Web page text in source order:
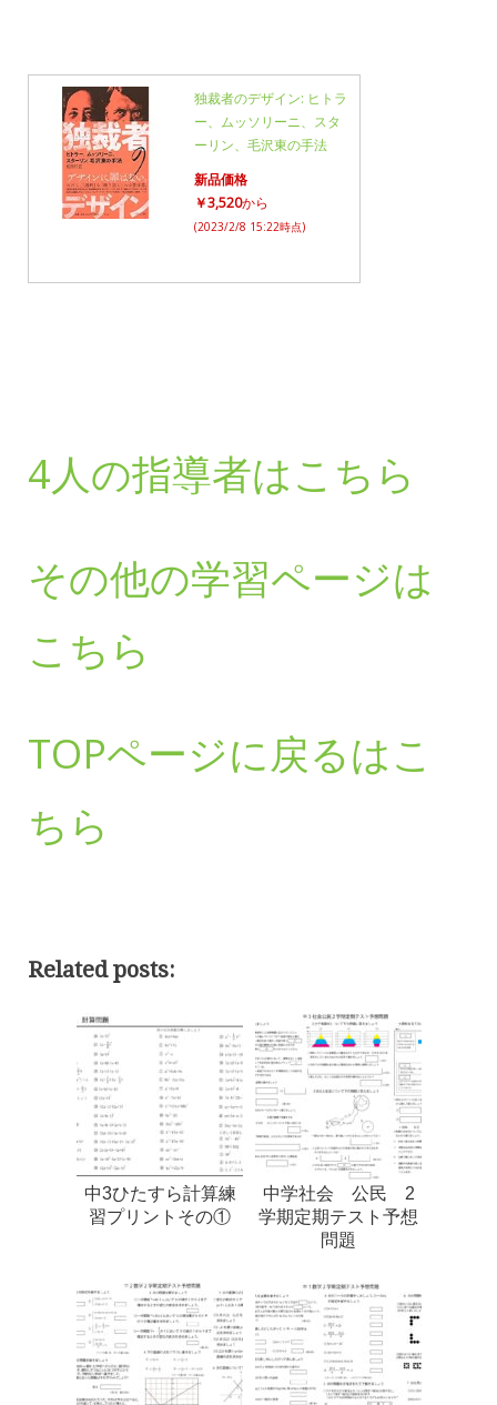
独裁者のデザイン: ヒトラ
ー、ムッソリーニ、スタ
ーリン、毛沢東の手法
新品価格
￥3,520から
(2023/2/8 15:22時点)
4人の指導者はこちら
その他の学習ページは
こちら
TOPページに戻るはこ
ちら
Related posts:
中3ひたすら計算練
習プリントその①
中学社会 公民 2
学期定期テスト予想
問題